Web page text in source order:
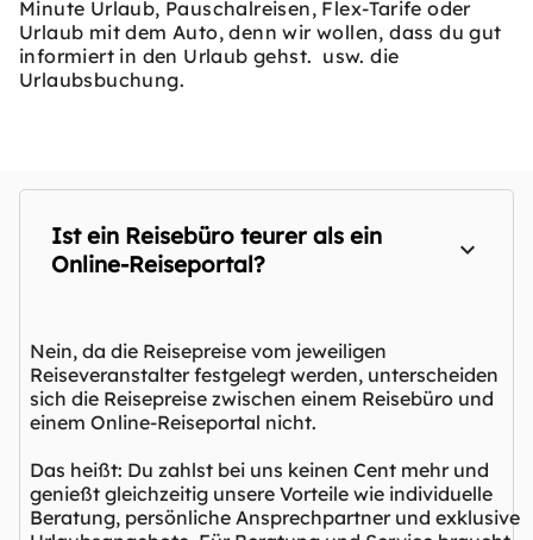
Minute Urlaub, Pauschalreisen, Flex-Tarife oder
Urlaub mit dem Auto, denn wir wollen, dass du gut
informiert in den Urlaub gehst. usw. die
Urlaubsbuchung.
Ist ein Reisebüro teurer als ein
Online-Reiseportal?
Nein, da die Reisepreise vom jeweiligen
Reiseveranstalter festgelegt werden, unterscheiden
sich die Reisepreise zwischen einem Reisebüro und
einem Online-Reiseportal nicht.
Das heißt: Du zahlst bei uns keinen Cent mehr und
genießt gleichzeitig unsere Vorteile wie individuelle
Beratung, persönliche Ansprechpartner und exklusive